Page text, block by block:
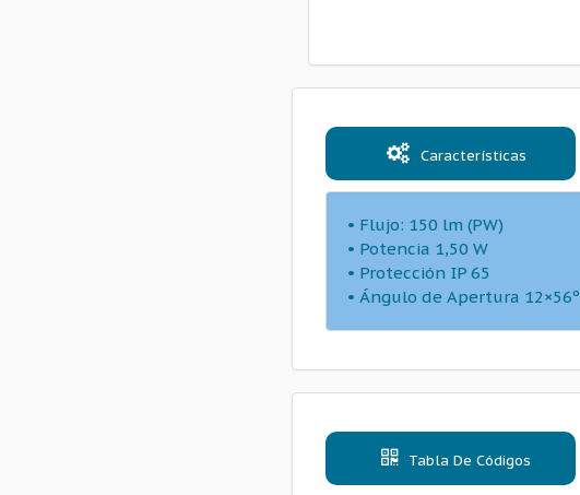
Características
• Flujo: 150 lm (PW)
• Potencia 1,50 W
• Protección IP 65
• Ángulo de Apertura 12×56º
Tabla De Códigos